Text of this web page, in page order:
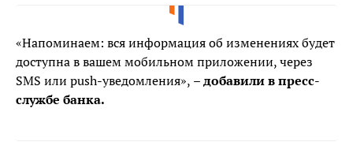
«Напоминаем: вся информация об изменениях будет
доступна в вашем мобильном приложении, через
SMS или push-уведомления», – добавили в пресс-
службе банка.